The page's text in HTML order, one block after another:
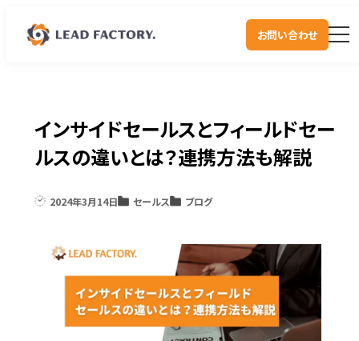
お問い合わせ
インサイドセールスとフィールドセー
ルスの違いとは？連携方法も解説
2024年3月14日 セールス ブログ